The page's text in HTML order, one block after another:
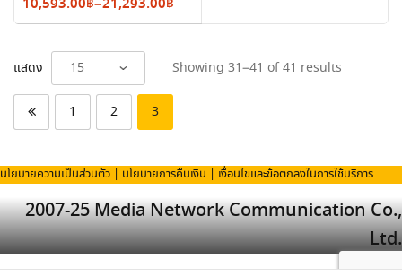
10,593.00฿–21,293.00฿
range:
10,593.00฿
through
21,293.00฿
แสดง Showing 31–41 of 41 results
1 2 3
นโยบายความเป็นส่วนตัว | นโยบายการคืนเงิน | เงื่อนไขและข้อตกลงในการใช้บริการ
2007-25 Media Network Communication Co.,
Ltd.